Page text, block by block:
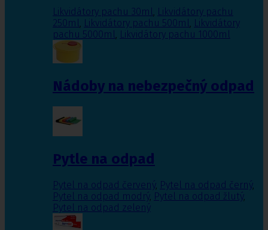
Likvidátory pachu 30ml, Likvidátory pachu
250ml, Likvidátory pachu 500ml, Likvidátory
pachu 5000ml, Likvidátory pachu 1000ml
Nádoby na nebezpečný odpad
Pytle na odpad
Pytel na odpad červený, Pytel na odpad černý,
Pytel na odpad modrý, Pytel na odpad žlutý,
Pytel na odpad zelený